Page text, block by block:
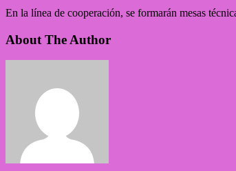
En la línea de cooperación, se formarán mesas
About The Author